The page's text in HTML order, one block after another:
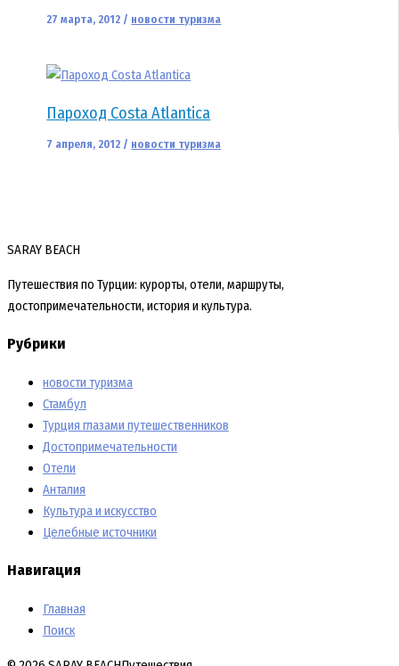
27 марта, 2012 / новости туризма
Пароход Costa Atlantica
7 апреля, 2012 / новости туризма
SARAY BEACH
Путешествия по Турции: курорты, отели, маршруты,
достопримечательности, история и культура.
Рубрики
новости туризма
Стамбул
Турция глазами путешественников
Достопримечательности
Отели
Анталия
Культура и искусство
Целебные источники
Навигация
Главная
Поиск